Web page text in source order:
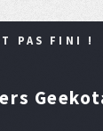
PAS FINI !